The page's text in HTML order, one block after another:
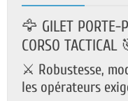
🦅 GILET PORTE-
CORSO TACTICAL
⚔️ Robustesse,
les opérateurs